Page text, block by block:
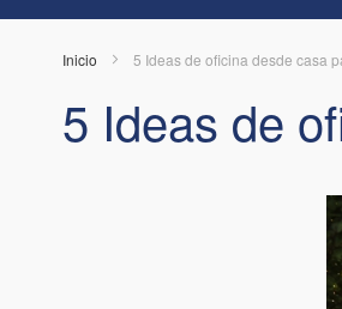
Inicio 5 Ideas de oficina desde casa
5 Ideas de